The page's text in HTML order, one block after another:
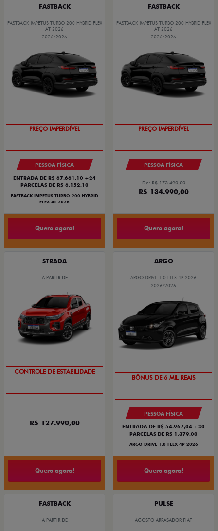
FASTBACK
FASTBACK IMPETUS TURBO 200 HYBRID FLEX
AT 2026
2026/2026
OPORTUNIDADE
PESSOA FÍSICA
ENTRADA DE R$ 67.661,10 +24
PARCELAS DE R$ 6.152,10
FASTBACK IMPETUS TURBO 200 HYBRID
FLEX AT 2026
Quero agora!
FASTBACK
FASTBACK IMPETUS TURBO 200 HYBRID FLEX
AT 2026
2026/2026
OPORTUNIDADE
PESSOA FÍSICA
De: R$ 173.490,00
R$ 134.990,00
Quero agora!
STRADA
A PARTIR DE
CÂMBIO AT DE 6 VELOCIDADES
R$ 127.990,00
Quero agora!
ARGO
ARGO DRIVE 1.0 FLEX 4P 2026
2026/2026
TAXA ZERO
PESSOA FÍSICA
ENTRADA DE R$ 54.967,04 +30
PARCELAS DE R$ 1.379,00
ARGO DRIVE 1.0 FLEX 4P 2026
Quero agora!
FASTBACK
A PARTIR DE
PULSE
AGOSTO ARRASADOR FIAT